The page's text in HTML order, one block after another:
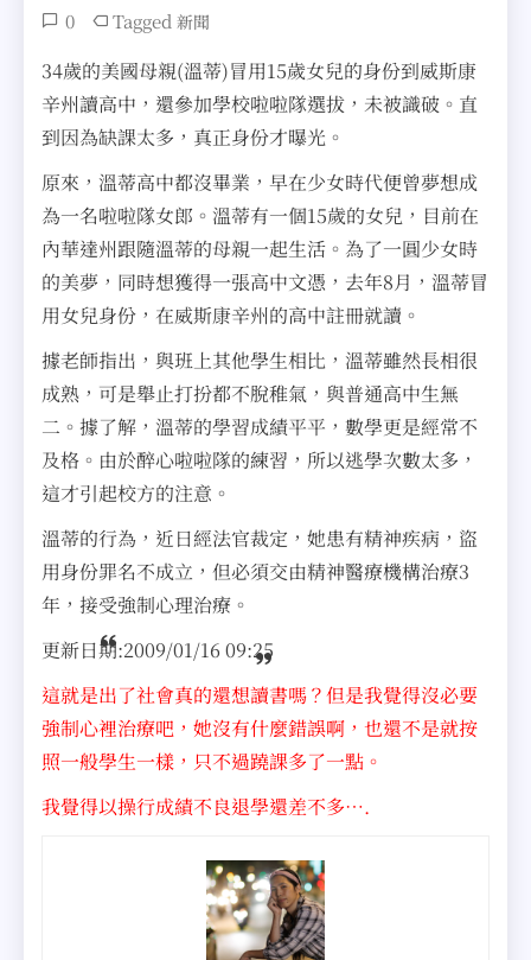
0 Tagged 新聞
34歲的美國母親(溫蒂)冒用15歲女兒的身份到威斯康
辛州讀高中，還參加學校啦啦隊選拔，未被識破。直
到因為缺課太多，真正身份才曝光。
原來，溫蒂高中都沒畢業，早在少女時代便曾夢想成
為一名啦啦隊女郎。溫蒂有一個15歲的女兒，目前在
內華達州跟隨溫蒂的母親一起生活。為了一圓少女時
的美夢，同時想獲得一張高中文憑，去年8月，溫蒂冒
用女兒身份，在威斯康辛州的高中註冊就讀。
據老師指出，與班上其他學生相比，溫蒂雖然長相很
成熟，可是舉止打扮都不脫稚氣，與普通高中生無
二。據了解，溫蒂的學習成績平平，數學更是經常不
及格。由於醉心啦啦隊的練習，所以逃學次數太多，
這才引起校方的注意。
溫蒂的行為，近日經法官裁定，她患有精神疾病，盜
用身份罪名不成立，但必須交由精神醫療機構治療3
年，接受強制心理治療。
更新日期:2009/01/16 09:25
這就是出了社會真的還想讀書嗎？但是我覺得沒必要
強制心裡治療吧，她沒有什麼錯誤啊，也還不是就按
照一般學生一樣，只不過蹺課多了一點。
我覺得以操行成績不良退學還差不多….